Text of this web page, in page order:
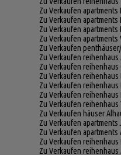
Zu Verkaufen apartments
Zu Verkaufen apartments
Zu Verkaufen apartments
Zu Verkaufen apartments
Zu Verkaufen
Zu Verkaufen reihenhaus
Zu Verkaufen reihenhaus
Zu Verkaufen reihenhaus
Zu Verkaufen reihenhaus
Zu Verkaufen reihenhaus
Zu Verkaufen reihenhaus
Zu Verkaufen häuser
Zu Verkaufen apartments
Zu Verkaufen apartments
Zu Verkaufen reihenhaus
Zu Verkaufen reihenhaus